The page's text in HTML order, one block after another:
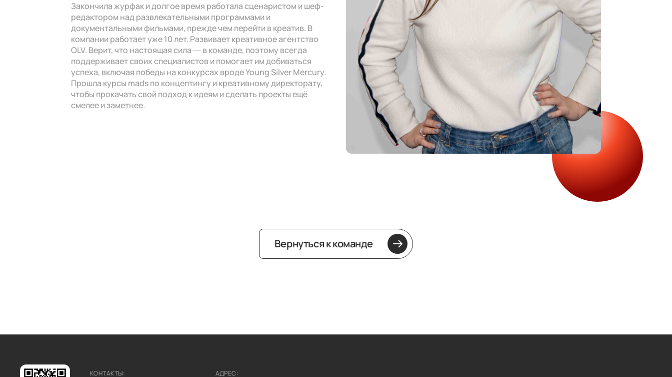
Закончила журфак и долгое время работала сценаристом и шеф-
редактором над развлекательными программами и
документальными фильмами, прежде чем перейти в креатив. В
компании работает уже 10 лет. Развивает креативное агентство
OLV. Верит, что настоящая сила — в команде, поэтому всегда
поддерживает своих специалистов и помогает им добиваться
успеха, включая победы на конкурсах вроде Young Silver Mercury.
Прошла курсы mads по концептингу и креативному директорату,
чтобы прокачать свой подход к идеям и сделать проекты ещё
смелее и заметнее.
Вернуться к команде
КОНТАКТЫ: АДРЕС: